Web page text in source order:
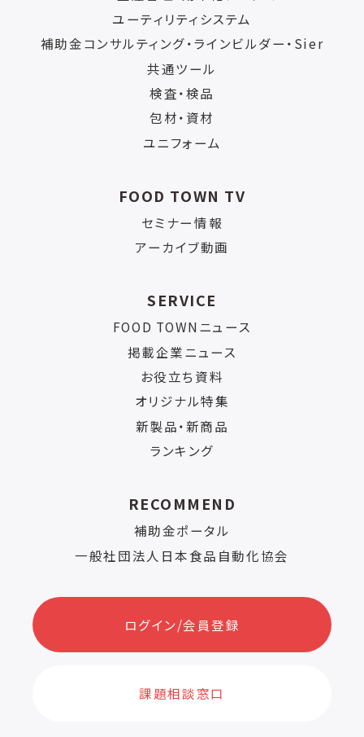
ユーティリティシステム
補助金コンサルティング・ラインビルダー・Sier
共通ツール
検査・検品
包材・資材
ユニフォーム
FOOD TOWN TV
セミナー情報
アーカイブ動画
SERVICE
FOOD TOWNニュース
掲載企業ニュース
お役立ち資料
オリジナル特集
新製品・新商品
ランキング
RECOMMEND
補助金ポータル
一般社団法人日本食品自動化協会
ログイン/会員登録
課題相談窓口